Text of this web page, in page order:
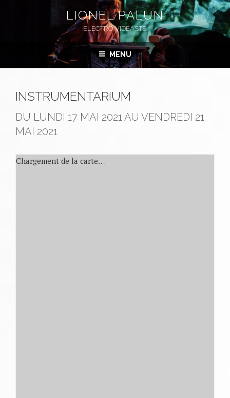
LIONEL PALUN
ELECTRO-VIDÉASTE
MENU
INSTRUMENTARIUM
DU LUNDI 17 MAI 2021 AU VENDREDI 21
MAI 2021
Chargement de la carte…